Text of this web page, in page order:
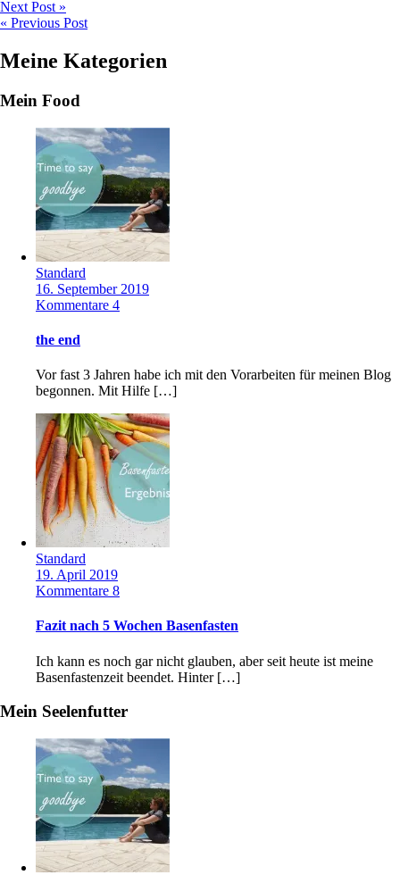
Next Post »
« Previous Post
Meine Kategorien
Mein Food
Standard
16. September 2019
Kommentare 4
the end
Vor fast 3 Jahren habe ich mit den Vorarbeiten für meinen Blog
begonnen. Mit Hilfe […]
Standard
19. April 2019
Kommentare 8
Fazit nach 5 Wochen Basenfasten
Ich kann es noch gar nicht glauben, aber seit heute ist meine
Basenfastenzeit beendet. Hinter […]
Mein Seelenfutter